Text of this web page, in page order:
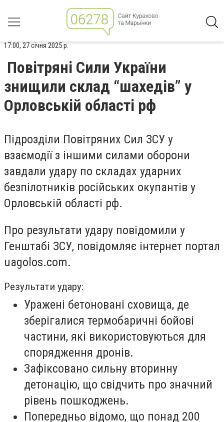
17:00, 27 січня 2025 р.
Повітряні Сили України
знищили склад “шахедів” у
Орловській області рф
Підрозділи Повітряних Сил ЗСУ у
взаємодії з іншими силами оборони
завдали удару по складах ударних
безпілотників російських окупантів у
Орловській області рф.
Про результати удару повідомили у
Генштабі ЗСУ, повідомляє інтернет портал
uagolos.com.
Результати удару:
Уражені бетоновані сховища, де
зберігалися термобаричні бойові
частини, які використовуються для
спорядження дронів.
Зафіксовано сильну вторинну
детонацію, що свідчить про значний
рівень пошкоджень.
Попередньо відомо, що понад 200